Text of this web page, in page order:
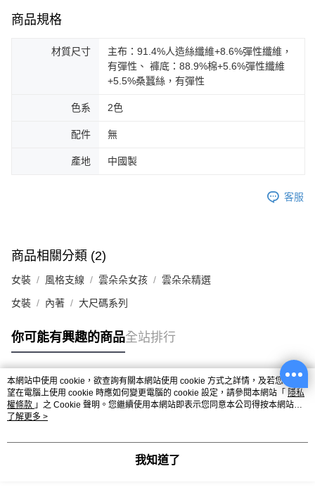
商品規格
材質尺寸
主布：91.4%人造絲纖維+8.6%彈性纖維，
有彈性、 褲底：88.9%棉+5.6%彈性纖維
+5.5%桑蠶絲，有彈性
色系 2色
配件 無
產地 中國製
客服
商品相關分類 (2)
女裝 風格支線 雲朵朵女孩 雲朵朵精選
女裝 內著 大尺碼系列
你可能有興趣的商品全站排行
熱門標籤
本網站中使用 cookie，欲查詢有關本網站使用 cookie 方式之詳情，及若您不希
望在電腦上使用 cookie 時應如何變更電腦的 cookie 設定，請參閱本網站「 隱私
權條款 」之 Cookie 聲明。您繼續使用本網站即表示您同意本公司得按本網站使
用條款之 Cookie 聲明使用 cookie。
了解更多 >
我知道了